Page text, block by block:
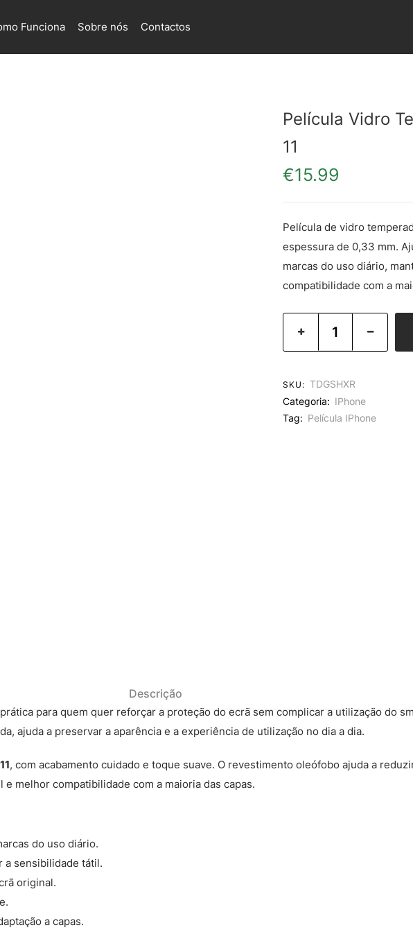
Funciona Sobre nós Contactos
Película Vidro
11
€15.99
Película de vidro
espessura de 0,33 mm.
marcas do uso diário,
compatibilidade com a
SKU: TDGSHXR
Categoria: IPhone
Tag: Película IPhone
Descrição
para quem quer reforçar a proteção do ecrã sem complicar a utilização do
ajuda a preservar a aparência e a experiência de utilização no dia a dia.
, com acabamento cuidado e toque suave. O revestimento oleófobo ajuda a
melhor compatibilidade com a maioria das capas.
do uso diário.
sensibilidade tátil.
original.
a capas.